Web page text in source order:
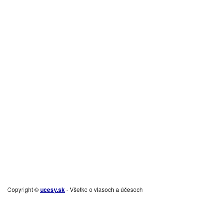
Copyright ©ucesy.sk- Všetko o vlasoch a účesoch